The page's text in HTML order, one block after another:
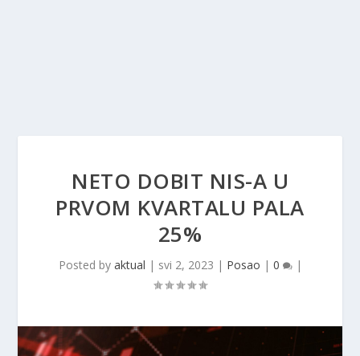
NETO DOBIT NIS-A U
PRVOM KVARTALU PALA
25%
Posted by aktual | svi 2, 2023 | Posao | 0 |